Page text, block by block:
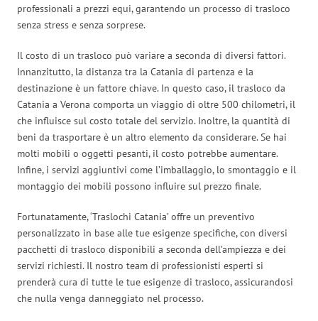
professionali a prezzi equi, garantendo un processo di trasloco
senza stress e senza sorprese.
Il costo di un trasloco può variare a seconda di diversi fattori.
Innanzitutto, la distanza tra la Catania di partenza e la
destinazione è un fattore chiave. In questo caso, il trasloco da
Catania a Verona comporta un viaggio di oltre 500 chilometri, il
che influisce sul costo totale del servizio. Inoltre, la quantità di
beni da trasportare è un altro elemento da considerare. Se hai
molti mobili o oggetti pesanti, il costo potrebbe aumentare.
Infine, i servizi aggiuntivi come l’imballaggio, lo smontaggio e il
montaggio dei mobili possono influire sul prezzo finale.
Fortunatamente, ‘Traslochi Catania’ offre un preventivo
personalizzato in base alle tue esigenze specifiche, con diversi
pacchetti di trasloco disponibili a seconda dell’ampiezza e dei
servizi richiesti. Il nostro team di professionisti esperti si
prenderà cura di tutte le tue esigenze di trasloco, assicurandosi
che nulla venga danneggiato nel processo.